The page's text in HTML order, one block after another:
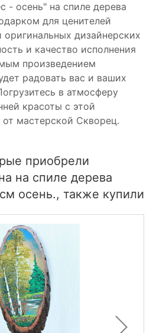
- осень" на спиле дерева
для ценителей
дизайнерских
и качество исполнения
произведением
радовать вас и ваших
в атмосферу
красоты с этой
мастерской Скворец.
приобрели
на спиле дерева
осень., также купили